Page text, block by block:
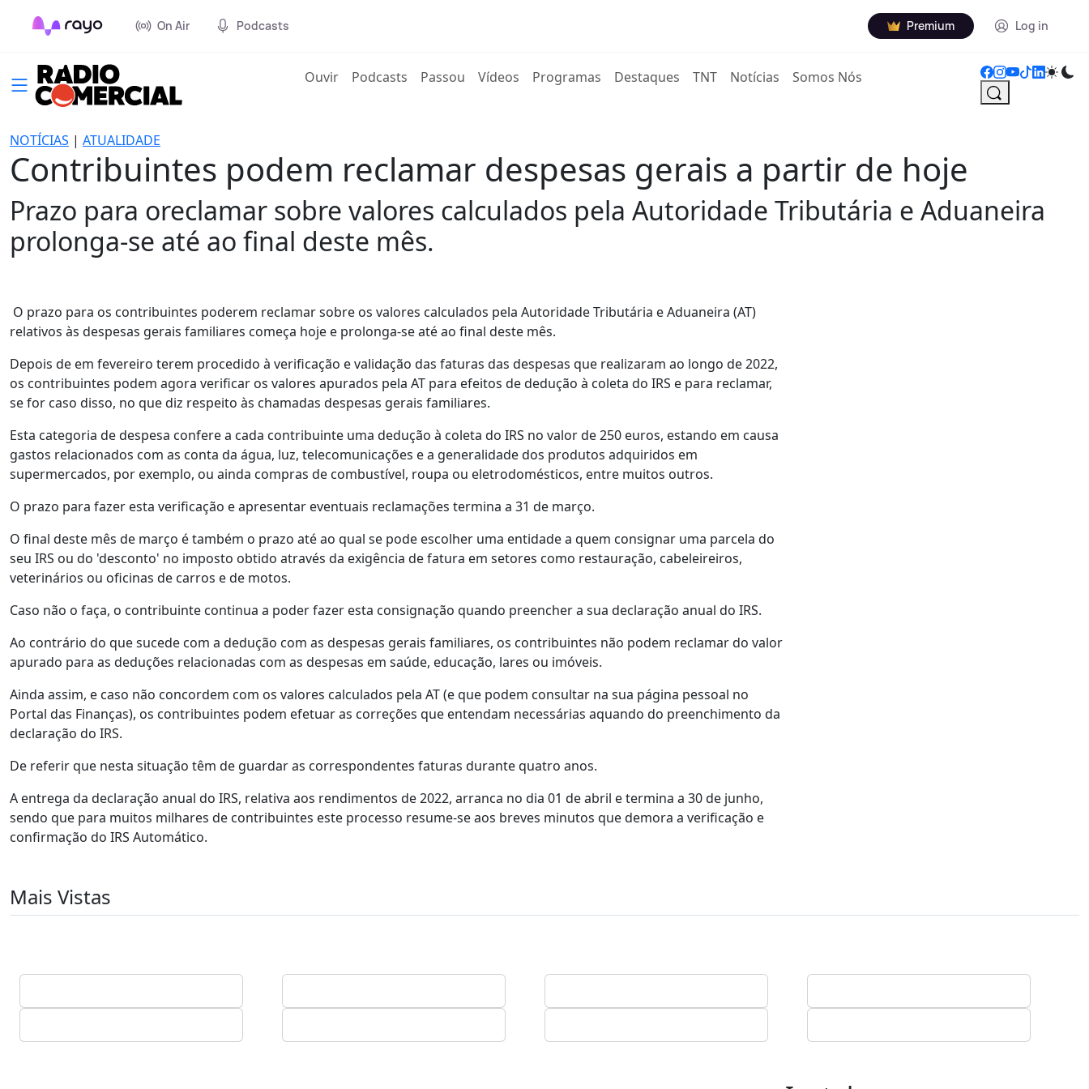
On Air Podcasts Premium Log in
Ouvir(current)
Podcasts Passou Vídeos Programas Destaques TNT Notícias Somos Nós
NOTÍCIAS | ATUALIDADE
Contribuintes podem reclamar despesas gerais a partir de hoje
Prazo para oreclamar sobre valores calculados pela Autoridade Tributária e Aduaneira
prolonga-se até ao final deste mês.
O prazo para os contribuintes poderem reclamar sobre os valores calculados pela Autoridade Tributária e Aduaneira (AT)
relativos às despesas gerais familiares começa hoje e prolonga-se até ao final deste mês.
Depois de em fevereiro terem procedido à verificação e validação das faturas das despesas que realizaram ao longo de 2022,
os contribuintes podem agora verificar os valores apurados pela AT para efeitos de dedução à coleta do IRS e para reclamar,
se for caso disso, no que diz respeito às chamadas despesas gerais familiares.
Esta categoria de despesa confere a cada contribuinte uma dedução à coleta do IRS no valor de 250 euros, estando em causa
gastos relacionados com as conta da água, luz, telecomunicações e a generalidade dos produtos adquiridos em
supermercados, por exemplo, ou ainda compras de combustível, roupa ou eletrodomésticos, entre muitos outros.
O prazo para fazer esta verificação e apresentar eventuais reclamações termina a 31 de março.
O final deste mês de março é também o prazo até ao qual se pode escolher uma entidade a quem consignar uma parcela do
seu IRS ou do 'desconto' no imposto obtido através da exigência de fatura em setores como restauração, cabeleireiros,
veterinários ou oficinas de carros e de motos.
Caso não o faça, o contribuinte continua a poder fazer esta consignação quando preencher a sua declaração anual do IRS.
Ao contrário do que sucede com a dedução com as despesas gerais familiares, os contribuintes não podem reclamar do valor
apurado para as deduções relacionadas com as despesas em saúde, educação, lares ou imóveis.
Ainda assim, e caso não concordem com os valores calculados pela AT (e que podem consultar na sua página pessoal no
Portal das Finanças), os contribuintes podem efetuar as correções que entendam necessárias aquando do preenchimento da
declaração do IRS.
De referir que nesta situação têm de guardar as correspondentes faturas durante quatro anos.
A entrega da declaração anual do IRS, relativa aos rendimentos de 2022, arranca no dia 01 de abril e termina a 30 de junho,
sendo que para muitos milhares de contribuintes este processo resume-se aos breves minutos que demora a verificação e
confirmação do IRS Automático.
Mais Vistas